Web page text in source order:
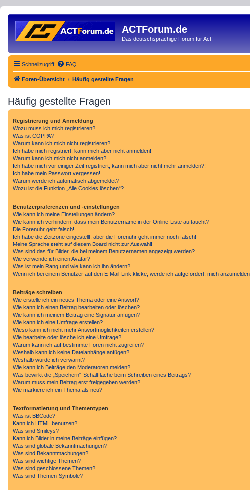
ACTForum.de
Das deutschsprachige Forum für Act!
Schnellzugriff FAQ
Foren-Übersicht Häufig gestellte Fragen
Häufig gestellte Fragen
Registrierung und Anmeldung
Wozu muss ich mich registrieren?
Was ist COPPA?
Warum kann ich mich nicht registrieren?
Ich habe mich registriert, kann mich aber nicht anmelden!
Warum kann ich mich nicht anmelden?
Ich habe mich vor einiger Zeit registriert, kann mich aber nicht mehr anmelden?!
Ich habe mein Passwort vergessen!
Warum werde ich automatisch abgemeldet?
Wozu ist die Funktion „Alle Cookies löschen“?
Benutzerpräferenzen und -einstellungen
Wie kann ich meine Einstellungen ändern?
Wie kann ich verhindern, dass mein Benutzername in der Online-Liste auftaucht?
Die Forenuhr geht falsch!
Ich habe die Zeitzone eingestellt, aber die Forenuhr geht immer noch falsch!
Meine Sprache steht auf diesem Board nicht zur Auswahl!
Was sind das für Bilder, die bei meinem Benutzernamen angezeigt werden?
Wie verwende ich einen Avatar?
Was ist mein Rang und wie kann ich ihn ändern?
Wenn ich bei einem Benutzer auf den E-Mail-Link klicke, werde ich aufgefordert, mich anzumelden.
Beiträge schreiben
Wie erstelle ich ein neues Thema oder eine Antwort?
Wie kann ich einen Beitrag bearbeiten oder löschen?
Wie kann ich meinem Beitrag eine Signatur anfügen?
Wie kann ich eine Umfrage erstellen?
Wieso kann ich nicht mehr Antwortmöglichkeiten erstellen?
Wie bearbeite oder lösche ich eine Umfrage?
Warum kann ich auf bestimmte Foren nicht zugreifen?
Weshalb kann ich keine Dateianhänge anfügen?
Weshalb wurde ich verwarnt?
Wie kann ich Beiträge den Moderatoren melden?
Was bewirkt die „Speichern“-Schaltfläche beim Schreiben eines Beitrags?
Warum muss mein Beitrag erst freigegeben werden?
Wie markiere ich ein Thema als neu?
Textformatierung und Thementypen
Was ist BBCode?
Kann ich HTML benutzen?
Was sind Smileys?
Kann ich Bilder in meine Beiträge einfügen?
Was sind globale Bekanntmachungen?
Was sind Bekanntmachungen?
Was sind wichtige Themen?
Was sind geschlossene Themen?
Was sind Themen-Symbole?